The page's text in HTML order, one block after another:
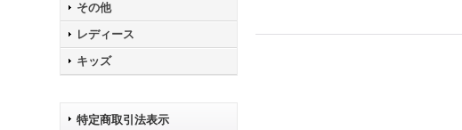
その他
レディース
キッズ
特定商取引法表示